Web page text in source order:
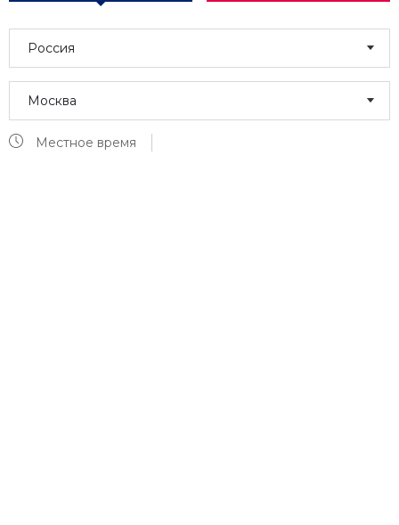
Россия
Москва
Местное время